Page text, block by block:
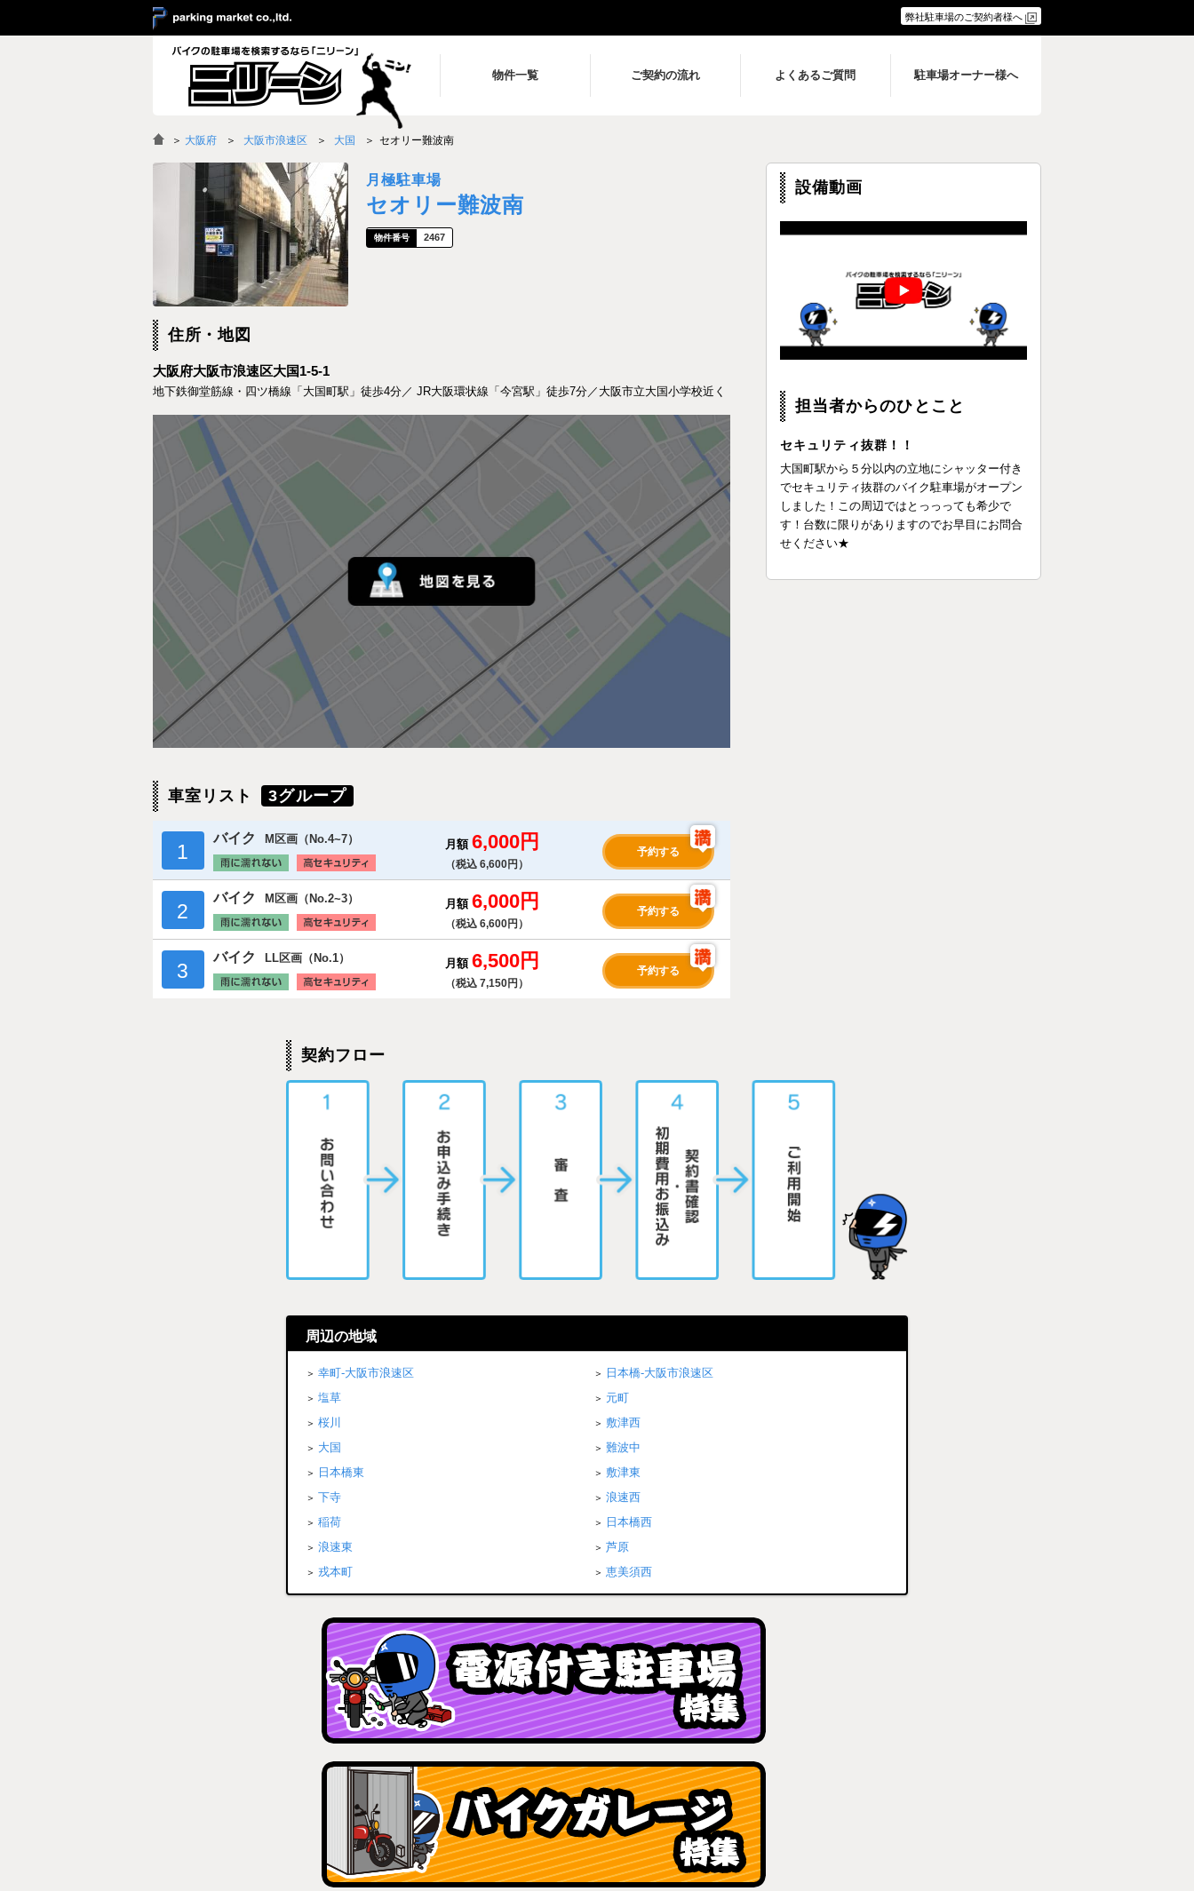
弊社駐車場のご契約者様へ
物件一覧 ご契約の流れ よくあるご質問 駐車場オーナー様へ
＞ 大阪府 大阪市浪速区 大国 セオリー難波南
月極駐車場
セオリー難波南
2467
住所・地図
大阪府大阪市浪速区大国1-5-1
地下鉄御堂筋線・四ツ橋線「大国町駅」徒歩4分／ JR大阪環状線「今宮駅」徒歩7分／大阪市立大国小学校近く
車室リスト 3グループ
1
バイク M区画（No.4~7） 月額 6,000円
（税込 6,600円）
予約する
2
バイク M区画（No.2~3） 月額 6,000円
（税込 6,600円）
予約する
3
バイク LL区画（No.1） 月額 6,500円
（税込 7,150円）
予約する
設備動画
担当者からのひとこと
セキュリティ抜群！！
大国町駅から５分以内の立地にシャッター付き
でセキュリティ抜群のバイク駐車場がオープン
しました！この周辺ではとっっっても希少で
す！台数に限りがありますのでお早目にお問合
せください★
契約フロー
周辺の地域
幸町-大阪市浪速区
日本橋-大阪市浪速区
塩草
元町
桜川
敷津西
大国
難波中
日本橋東
敷津東
下寺
浪速西
稲荷
日本橋西
浪速東
芦原
戎本町
恵美須西